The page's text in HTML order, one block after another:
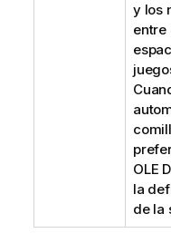
y los
entre
OLE
la
de la